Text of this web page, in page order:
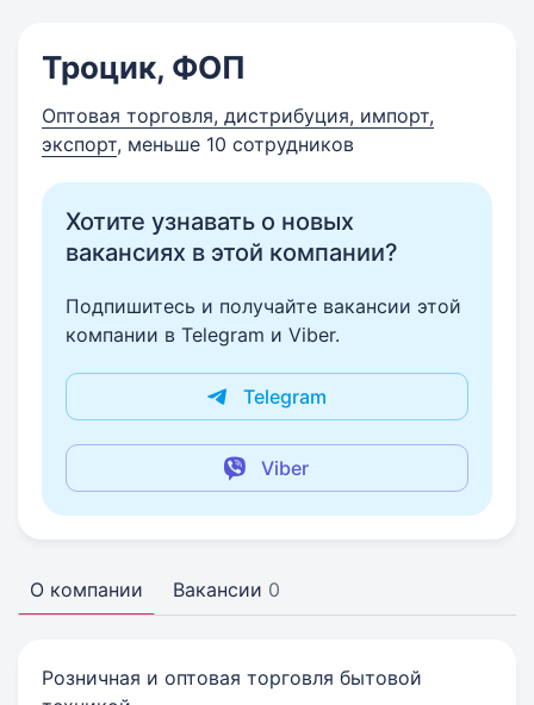
Троцик, ФОП
Оптовая торговля, дистрибуция, импорт,
экспорт, меньше 10 сотрудников
Хотите узнавать о новых
вакансиях в этой компании?
Подпишитесь и получайте вакансии этой
компании в Telegram и Viber.
Telegram
Viber
О компании Вакансии 0
Розничная и оптовая торговля бытовой